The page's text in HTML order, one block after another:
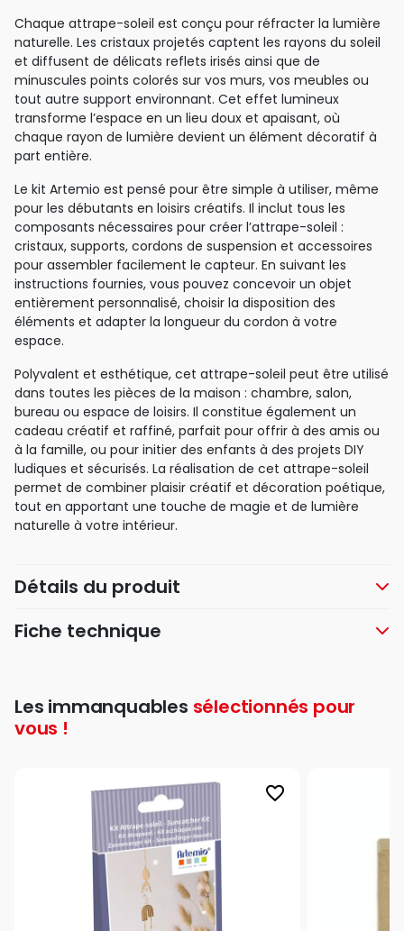
Chaque attrape-soleil est conçu pour réfracter la lumière
naturelle. Les cristaux projetés captent les rayons du soleil
et diffusent de délicats reflets irisés ainsi que de
minuscules points colorés sur vos murs, vos meubles ou
tout autre support environnant. Cet effet lumineux
transforme l’espace en un lieu doux et apaisant, où
chaque rayon de lumière devient un élément décoratif à
part entière.
Le kit Artemio est pensé pour être simple à utiliser, même
pour les débutants en loisirs créatifs. Il inclut tous les
composants nécessaires pour créer l’attrape-soleil :
cristaux, supports, cordons de suspension et accessoires
pour assembler facilement le capteur. En suivant les
instructions fournies, vous pouvez concevoir un objet
entièrement personnalisé, choisir la disposition des
éléments et adapter la longueur du cordon à votre
espace.
Polyvalent et esthétique, cet attrape-soleil peut être utilisé
dans toutes les pièces de la maison : chambre, salon,
bureau ou espace de loisirs. Il constitue également un
cadeau créatif et raffiné, parfait pour offrir à des amis ou
à la famille, ou pour initier des enfants à des projets DIY
ludiques et sécurisés. La réalisation de cet attrape-soleil
permet de combiner plaisir créatif et décoration poétique,
tout en apportant une touche de magie et de lumière
naturelle à votre intérieur.
Détails du produit
Fiche technique
Les immanquables sélectionnés pour
vous !
favorite_border